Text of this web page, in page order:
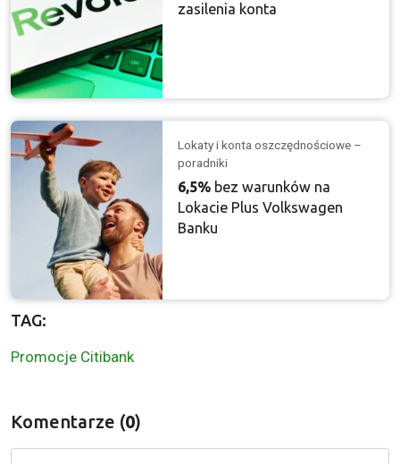
zasilenia konta
Lokaty i konta oszczędnościowe –
poradniki
6,5% bez warunków na
Lokacie Plus Volkswagen
Banku
TAG:
Promocje Citibank
Komentarze (0)